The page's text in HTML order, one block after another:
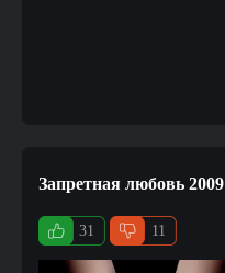
Запретная любовь 2009
31 11